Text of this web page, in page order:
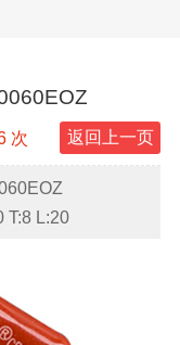
次 返回上一页
T:8 L:20